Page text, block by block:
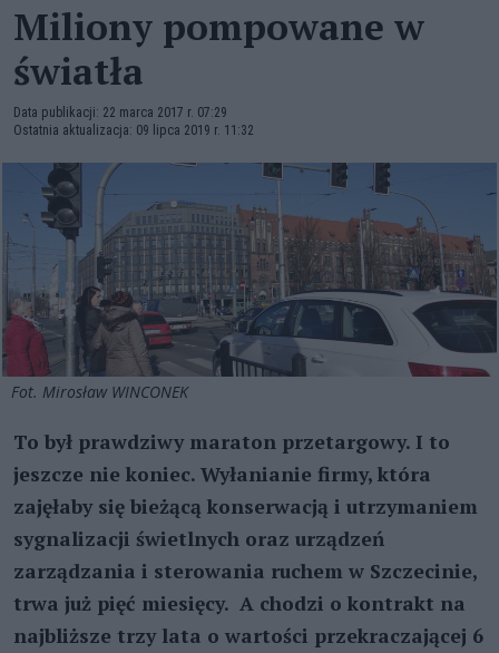
Miliony pompowane w
światła
Data publikacji: 22 marca 2017 r. 07:29
Ostatnia aktualizacja: 09 lipca 2019 r. 11:32
Fot. Mirosław WINCONEK
To był prawdziwy maraton przetargowy. I to
jeszcze nie koniec. Wyłanianie firmy, która
zajęłaby się bieżącą konserwacją i utrzymaniem
sygnalizacji świetlnych oraz urządzeń
zarządzania i sterowania ruchem w Szczecinie,
trwa już pięć miesięcy. A chodzi o kontrakt na
najbliższe trzy lata o wartości przekraczającej 6